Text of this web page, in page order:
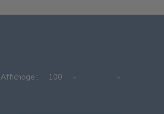
Affichage : 100